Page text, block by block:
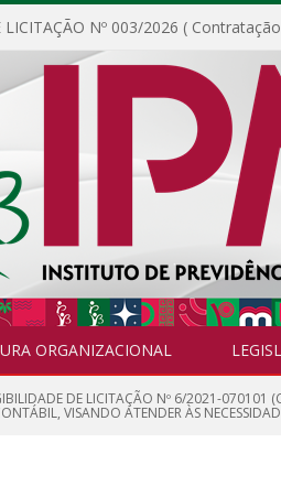
ORGANIZACIONAL
DE LICITAÇÃO Nº 6/2021-070101
VISANDO ATENDER ÀS